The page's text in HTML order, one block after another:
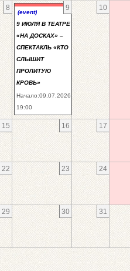
8 9
(event)
9 ИЮЛЯ В ТЕАТРЕ
«НА ДОСКАХ» –
СПЕКТАКЛЬ «КТО
СЛЫШИТ
ПРОЛИТУЮ
КРОВЬ»
Начало:09.07.2026
19:00
10
15 16 17
22 23 24
29 30 31